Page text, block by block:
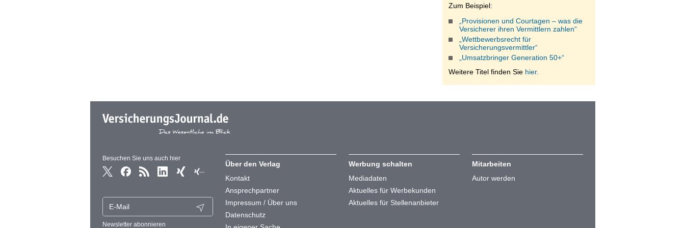
Zum Beispiel:
„Provisionen und Courtagen – was die
Versicherer ihren Vermittlern zahlen“
„Wettbewerbsrecht für
Versicherungsvermittler“
„Umsatzbringer Generation 50+“
Weitere Titel finden Sie hier.
Besuchen Sie uns auch hier
Newsletter abonnieren
Über den Verlag
Kontakt
Ansprechpartner
Impressum / Über uns
Datenschutz
Werbung schalten
Mediadaten
Aktuelles für Werbekunden
Aktuelles für Stellenanbieter
Mitarbeiten
Autor werden